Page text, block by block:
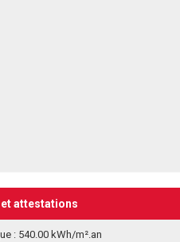
attestations
: 540.00 kWh/m².an